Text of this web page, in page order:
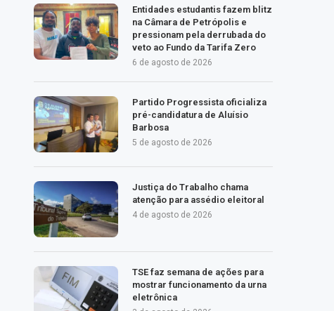
Entidades estudantis fazem blitz
na Câmara de Petrópolis e
pressionam pela derrubada do
veto ao Fundo da Tarifa Zero
6 de agosto de 2026
Partido Progressista oficializa
pré-candidatura de Aluísio
Barbosa
5 de agosto de 2026
Justiça do Trabalho chama
atenção para assédio eleitoral
4 de agosto de 2026
TSE faz semana de ações para
mostrar funcionamento da urna
eletrônica